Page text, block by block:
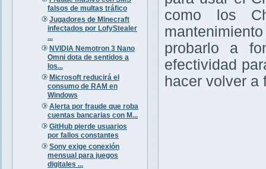
falsos de multas tráfico
Jugadores de Minecraft
infectados por LofyStealer
...
NVIDIA Nemotron 3 Nano
Omni dota de sentidos a
los...
Microsoft reducirá el
consumo de RAM en
Windows
Alerta por fraude que roba
cuentas bancarias con M...
GitHub pierde usuarios
por fallos constantes
Sony exige conexión
mensual para juegos
digitales ...
como los
probarlo a
efectividad
hacer volver a